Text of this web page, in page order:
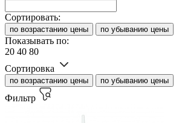
Сортировать:
по возрастанию цены по убыванию цены
Показывать по:
20 40 80
Сортировка
по возрастанию цены по убыванию цены
Фильтр